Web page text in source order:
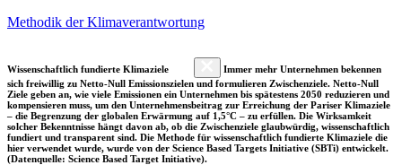
Methodik der Klimaverantwortung
Wissenschaftlich fundierte Klimaziele
Immer mehr Unternehmen bekennen
sich freiwillig zu Netto-Null Emissionszielen und formulieren Zwischenziele. Netto-Null
Ziele geben an, wie viele Emissionen ein Unternehmen bis spätestens 2050 reduzieren und
kompensieren muss, um den Unternehmensbeitrag zur Erreichung der Pariser Klimaziele
– die Begrenzung der globalen Erwärmung auf 1,5°C – zu erfüllen. Die Wirksamkeit
solcher Bekenntnisse hängt davon ab, ob die Zwischenziele glaubwürdig, wissenschaftlich
fundiert und transparent sind. Die Methode für wissenschaftlich fundierte Klimaziele die
hier verwendet wurde, wurde von der Science Based Targets Initiative (SBTi) entwickelt.
(Datenquelle: Science Based Target Initiative).